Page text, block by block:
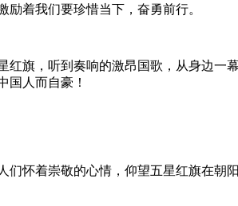
着我们要珍惜当下，奋勇前行。
旗，听到奏响的激昂国歌，从身边一
国人而自豪！
怀着崇敬的心情，仰望五星红旗在朝